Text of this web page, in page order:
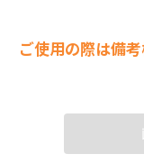
ご使用の際は備